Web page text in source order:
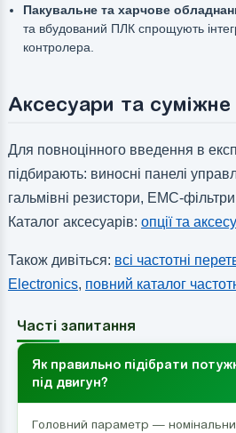
Пакувальне та харчове
та вбудований ПЛК спрощують
контролера.
Аксесуари та
Для повноцінного введення в
підбирають: виносні панелі
гальмівні резистори, EMC-фільтри
Каталог аксесуарів: опції та
Також дивіться: всі частотні
Electronics, повний каталог
Часті запитання
Як правильно підібрати
під двигун?
Головний параметр —